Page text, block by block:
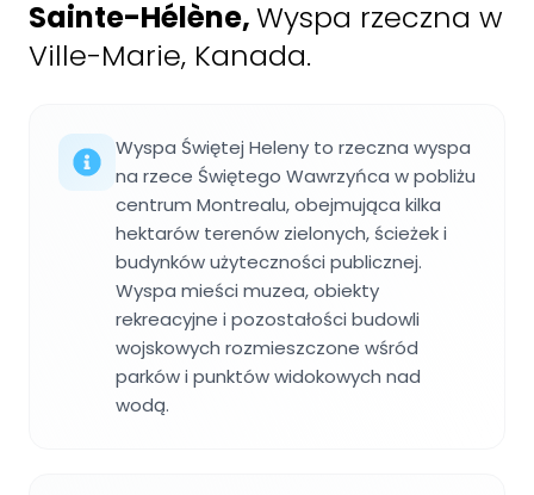
Sainte-Hélène,Wyspa rzeczna w
Ville-Marie, Kanada.
Wyspa Świętej Heleny to rzeczna wyspa
na rzece Świętego Wawrzyńca w pobliżu
centrum Montrealu, obejmująca kilka
hektarów terenów zielonych, ścieżek i
budynków użyteczności publicznej.
Wyspa mieści muzea, obiekty
rekreacyjne i pozostałości budowli
wojskowych rozmieszczone wśród
parków i punktów widokowych nad
wodą.